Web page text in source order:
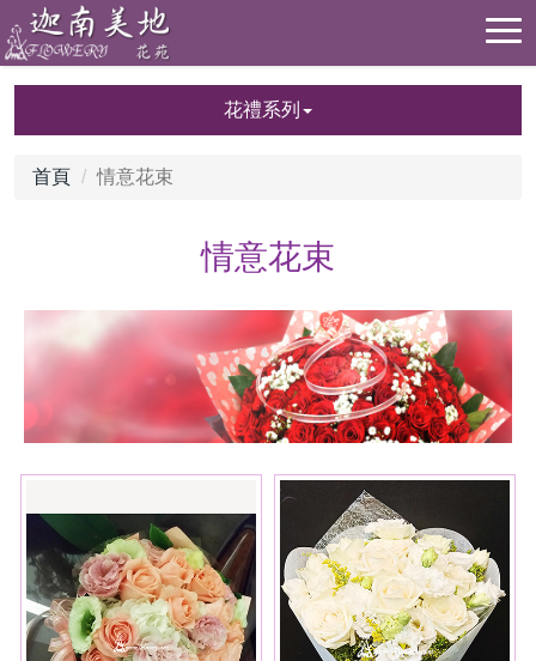
花禮系列
首頁 情意花束
情意花束